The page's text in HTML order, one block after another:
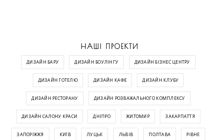
НАШІ ПРОЕКТИ
ДИЗАЙН БАРУ ДИЗАЙН БОУЛІНГУ ДИЗАЙН БІЗНЕС ЦЕНТРУ
ДИЗАЙН ГОТЕЛЮ ДИЗАЙН КАФЕ ДИЗАЙН КЛУБУ
ДИЗАЙН РЕСТОРАНУ ДИЗАЙН РОЗВАЖАЛЬНОГО КОМПЛЕКСУ
ДИЗАЙН САЛОНУ КРАСИ ДНІПРО ЖИТОМИР ЗАКАРПАТТЯ
ЗАПОРІЖЖЯ КИЇВ ЛУЦЬК ЛЬВІВ ПОЛТАВА РІВНЕ